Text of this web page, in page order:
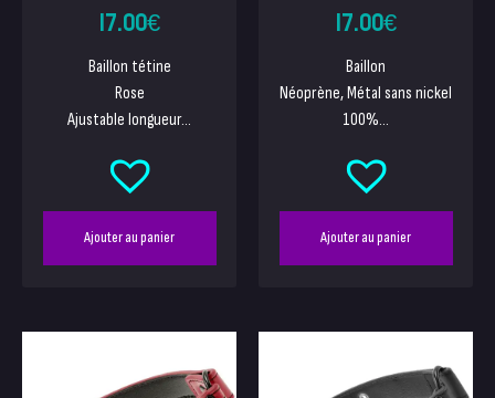
17.00€
Baillon tétine
Rose
Ajustable longueur...
Ajouter au panier
17.00€
Baillon
Néoprène, Métal sans nickel
100%...
Ajouter au panier